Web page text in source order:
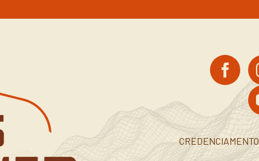
CREDENCIAMENTO